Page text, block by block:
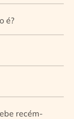
é?
recém-